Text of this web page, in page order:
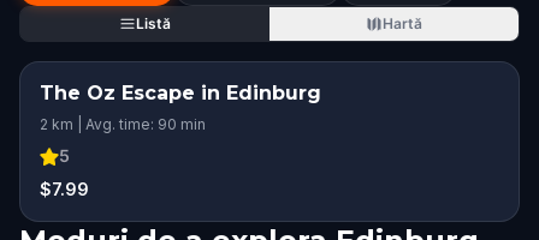
Listă
Hartă
The Oz Escape in Edinburg
2 km | Avg. time: 90 min
5
$7.99